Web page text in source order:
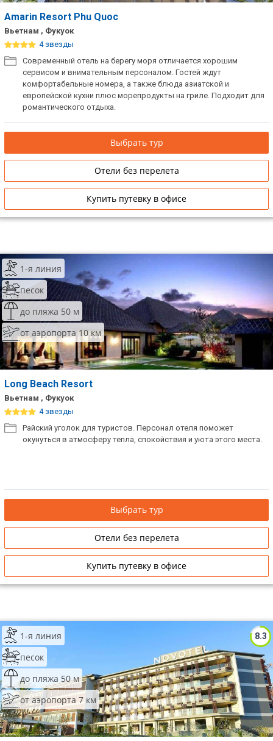
Amarin Resort Phu Quoc
Вьетнам , Фукуок
4 звезды
Современный отель на берегу моря отличается хорошим
сервисом и внимательным персоналом. Гостей ждут
комфортабельные номера, а также блюда азиатской и
европейской кухни плюс морепродукты на гриле. Подходит для
романтического отдыха.
Выбрать тур
Отели без перелета
Купить путевку в офисе
1-я линия
песок
до пляжа 50 м
от аэропорта 10 км
Long Beach Resort
Вьетнам , Фукуок
4 звезды
Райский уголок для туристов. Персонал отеля поможет
окунуться в атмосферу тепла, спокойствия и уюта этого места.
Выбрать тур
Отели без перелета
Купить путевку в офисе
8.3
1-я линия
песок
до пляжа 50 м
от аэропорта 7 км